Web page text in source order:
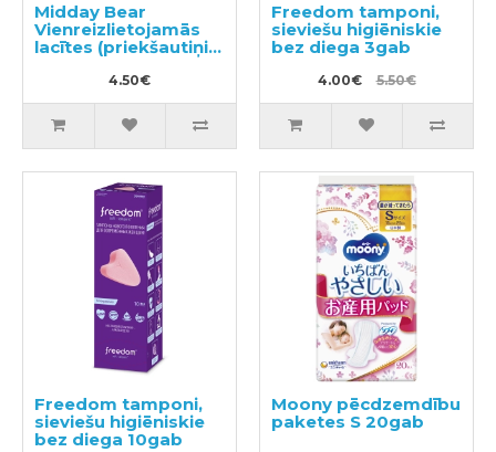
Midday Bear
Vienreizlietojamās
lacītes (priekšautiņi)
4.50€
Freedom tamponi,
sieviešu higiēniskie
bez diega 3gab
4.00€ 5.50€
Freedom tamponi,
sieviešu higiēniskie
bez diega 10gab
Moony pēcdzemdību
paketes S 20gab